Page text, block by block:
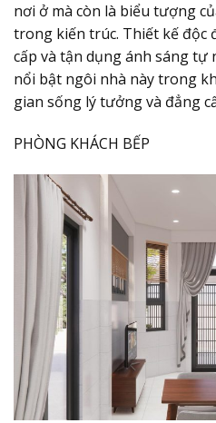
nơi ở mà còn là biểu tượng
trong kiến trúc. Thiết kế độc
cấp và tận dụng ánh sáng tự
nổi bật ngôi nhà này trong
gian sống lý tưởng và đẳng
PHÒNG KHÁCH BẾP